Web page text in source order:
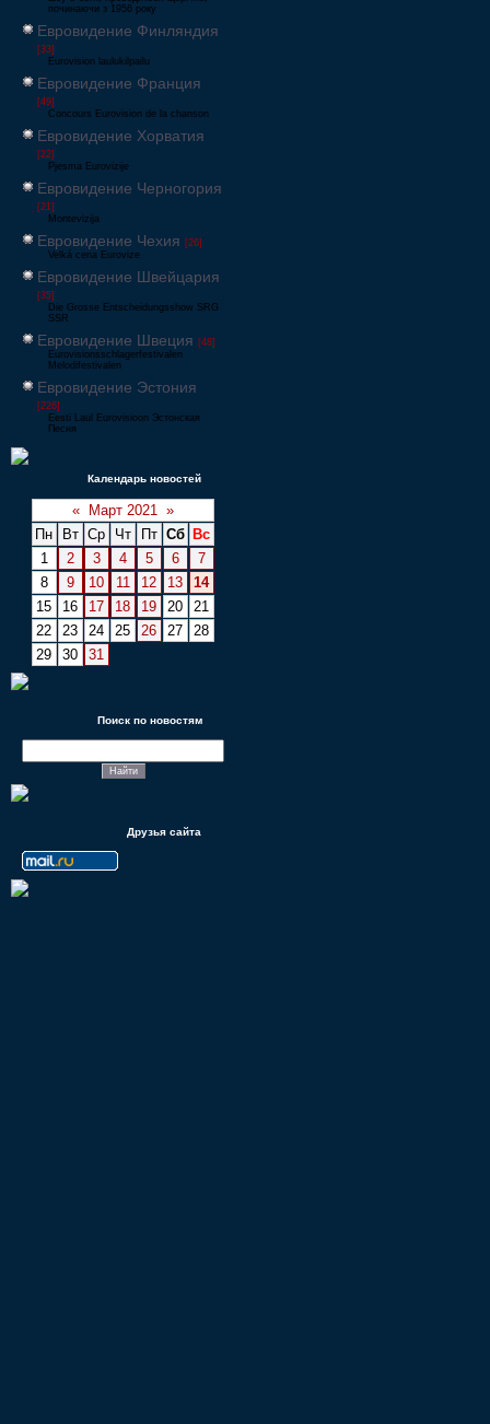
починаючи з 1956 року
Евровидение Финляндия
[33]
Eurovision laulukilpailu
Евровидение Франция
[49]
Concours Eurovision de la chanson
Евровидение Хорватия
[22]
Pjesma Eurovizije
Евровидение Черногория
[21]
Montevizija
Евровидение Чехия [26]
Velká cena Eurovize
Евровидение Швейцария
[35]
Die Grosse Entscheidungsshow SRG
SSR
Евровидение Швеция [48]
Eurovisionsschlagerfestivalen
Melodifestivalen
Евровидение Эстония
[226]
Eesti Laul Eurovisioon Эстонская
Песня
Календарь новостей
« Март 2021 »
Пн
Вт Ср Чт Пт Сб
Вс
1
2 3 4 5 6
7
8
9 10 11 12 13
14
15
16 17 18 19 20
21
22
23 24 25 26 27
28
29
30 31
Поиск по новостям
Друзья сайта